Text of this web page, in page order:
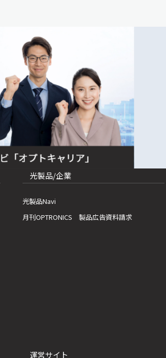
光製品/企業
光製品Navi
月刊OPTRONICS 製品広告資料請求
運営サイト